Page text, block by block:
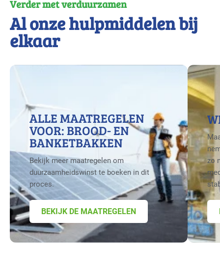
Verder met verduurzamen
Al onze hulpmiddelen bij
elkaar
ALLE MAATREGELEN
VOOR: BROOD- EN
BANKETBAKKEN
Bekijk meer maatregelen om
duurzaamheidswinst te boeken in dit
proces.
BEKIJK DE MAATREGELEN
zo